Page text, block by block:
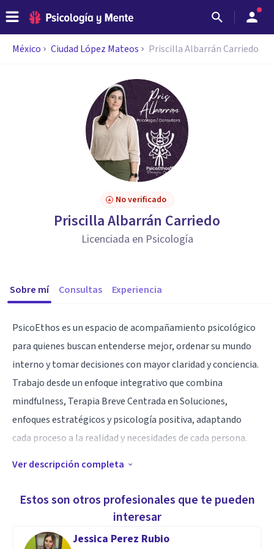
México Ciudad López Mateos Priscilla Albarrán Carriedo
No verificado
Priscilla Albarrán Carriedo
Licenciada en Psicología
Sobre mí Consultas Experiencia
PsicoEthos es un espacio de acompañamiento psicológico
para quienes buscan entenderse mejor, ordenar su mundo
interno y tomar decisiones con mayor claridad y conciencia.
Trabajo desde un enfoque integrativo que combina
mindfulness, Terapia Breve Centrada en Soluciones,
enfoques estratégicos y psicología positiva, adaptando
cada proceso a la realidad y necesidades de cada persona.
profesionales que atraviesan momentos de cambio, presión
o cuestionamiento personal, y que desean desarrollar una
relación más clara consigo mismos, con sus emociones y
Ver descripción completa
Estos son otros profesionales que te pueden
interesar
Jessica Perez Rubio